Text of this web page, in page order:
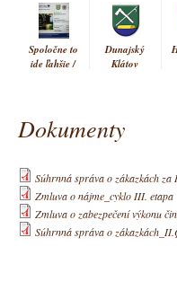
Spoločne to
ide ľahšie /
Dunajský
Klátov
Vrakúň
Dokumenty
Súhrnná správa o zákazkách za
Zmluva o nájme_cyklo III. etapa
Zmluva o zabezpečení výkonu
Súhrnná správa o